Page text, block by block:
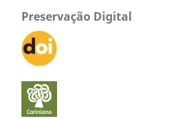
Preservação Digital